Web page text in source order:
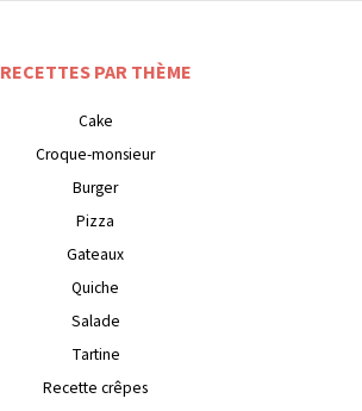
RECETTES PAR THÈME
Cake
Croque-monsieur
Burger
Pizza
Gateaux
Quiche
Salade
Tartine
Recette crêpes